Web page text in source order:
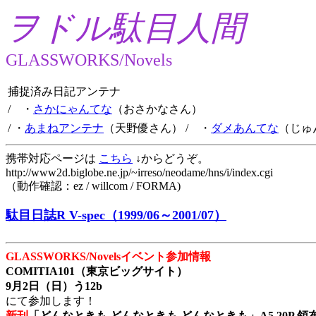
ヲドル駄目人間
GLASSWORKS/Novels
捕捉済み日記アンテナ
/ ・ さかにゃんてな （おさかなさん）
/ ・ あまねアンテナ （天野優さん） / ・ ダメあんてな （じ
携帯対応ページは こちら ↓からどうぞ。
http://www2d.biglobe.ne.jp/~irreso/neodame/hns/i/index.cgi
（動作確認：ez / willcom / FORMA)
駄目日誌R V-spec（1999/06～2001/07）
GLASSWORKS/Novelsイベント参加情報
COMITIA101（東京ビッグサイト）
9月2日（日）う12b
にて参加します！